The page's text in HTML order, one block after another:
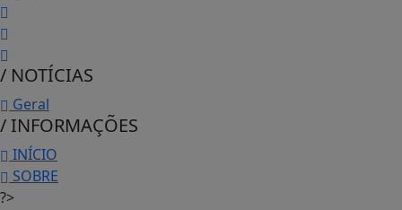
/ NOTÍCIAS
Geral
/ INFORMAÇÕES
INÍCIO
SOBRE
?>